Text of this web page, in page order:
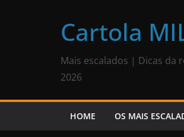
Cartola
Mais escalados | Dicas da
2026
HOME OS MAIS